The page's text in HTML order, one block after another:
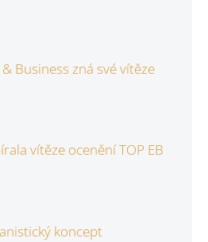
Business zná své vítěze
vítěze ocenění TOP EB
koncept